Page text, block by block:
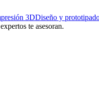
3DDiseño y
te asesoran.